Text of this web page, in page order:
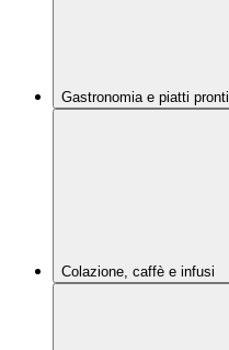
Gastronomia e piatti pronti
Colazione, caffè e infusi